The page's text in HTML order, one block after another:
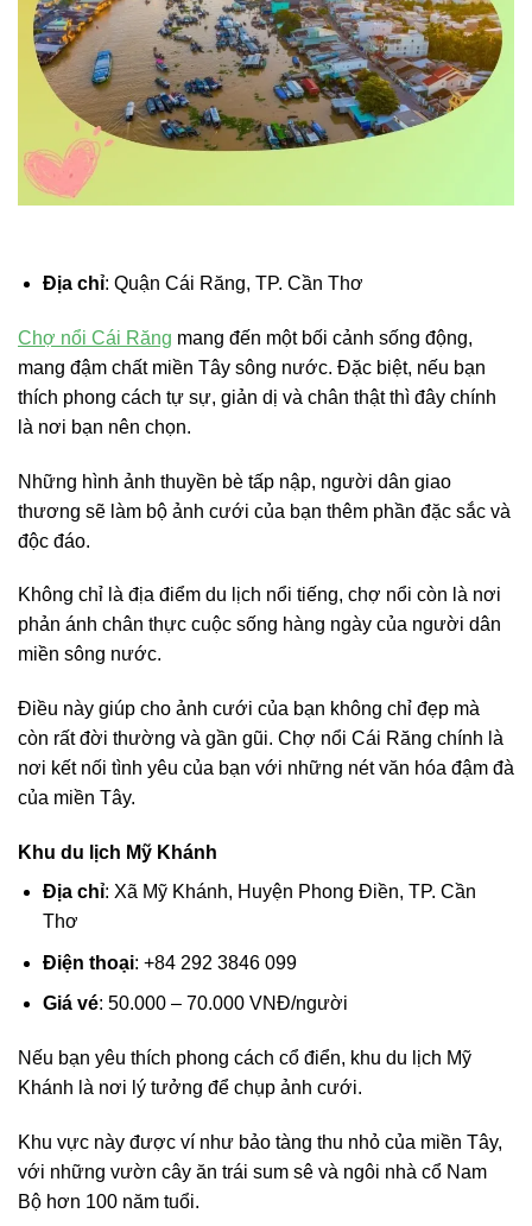
Địa chỉ: Quận Cái Răng, TP. Cần Thơ
Chợ nổi Cái Răng mang đến một bối cảnh sống động,
mang đậm chất miền Tây sông nước. Đặc biệt, nếu bạn
thích phong cách tự sự, giản dị và chân thật thì đây chính
là nơi bạn nên chọn.
Những hình ảnh thuyền bè tấp nập, người dân giao
thương sẽ làm bộ ảnh cưới của bạn thêm phần đặc sắc và
độc đáo.
Không chỉ là địa điểm du lịch nổi tiếng, chợ nổi còn là nơi
phản ánh chân thực cuộc sống hàng ngày của người dân
miền sông nước.
Điều này giúp cho ảnh cưới của bạn không chỉ đẹp mà
còn rất đời thường và gần gũi. Chợ nổi Cái Răng chính là
nơi kết nối tình yêu của bạn với những nét văn hóa đậm đà
của miền Tây.
Khu du lịch Mỹ Khánh
Địa chỉ: Xã Mỹ Khánh, Huyện Phong Điền, TP. Cần
Thơ
Điện thoại: +84 292 3846 099
Giá vé: 50.000 – 70.000 VNĐ/người
Nếu bạn yêu thích phong cách cổ điển, khu du lịch Mỹ
Khánh là nơi lý tưởng để chụp ảnh cưới.
Khu vực này được ví như bảo tàng thu nhỏ của miền Tây,
với những vườn cây ăn trái sum sê và ngôi nhà cổ Nam
Bộ hơn 100 năm tuổi.